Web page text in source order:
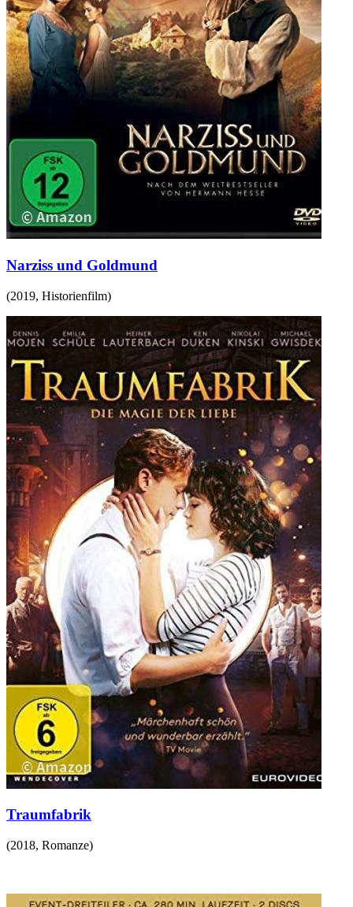
Narziss und Goldmund
(2019, Historienfilm)
Traumfabrik
(2018, Romanze)